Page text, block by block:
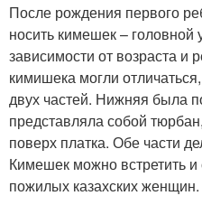
После рождения первого
носить кимешек –
зависимости от возраста и
кимишека могли
двух частей. Нижняя была
представляла собой
поверх платка. Обе части
Кимешек можно встретить и
пожилых казахских женщин.